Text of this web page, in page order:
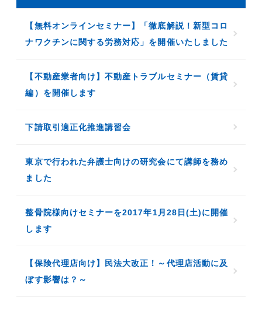
【無料オンラインセミナー】「徹底解説！新型コロ
ナワクチンに関する労務対応」を開催いたしました
【不動産業者向け】不動産トラブルセミナー（賃貸
編）を開催します
下請取引適正化推進講習会
東京で行われた弁護士向けの研究会にて講師を務め
ました
整骨院様向けセミナーを2017年1月28日(土)に開催
します
【保険代理店向け】民法大改正！～代理店活動に及
ぼす影響は？～